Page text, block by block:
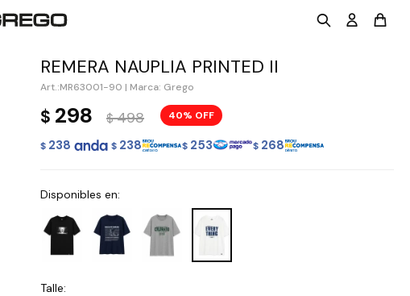
REMERA NAUPLIA PRINTED II
MR63001-90 | Marca: Grego
$ 298 $ 498 40
$ 238 $ 238 $ 253 $ 268
Disponibles en:
Talle: